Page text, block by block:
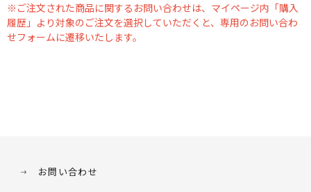
※ご注文された商品に関するお問い合わせは、マイページ内「購入
履歴」より対象のご注文を選択していただくと、専用のお問い合わ
せフォームに遷移いたします。
お問い合わせ